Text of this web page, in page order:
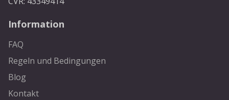
Information
FAQ
Regeln und Bedingungen
Blog
Kontakt